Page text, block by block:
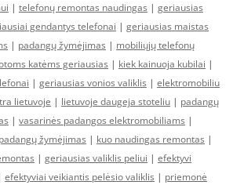
| telefonų remontas naudingas | geriausias
gendantys telefonai | geriausias maistas
| padangų žymėjimas | mobiliųjų telefonų
katėms geriausias | kiek kainuoja kubilai |
| geriausias vonios valiklis | elektromobiliu
lietuvoje | lietuvoje daugeja stoteliu | padangų
| vasarinės padangos elektromobiliams |
žymėjimas | kuo naudingas remontas |
| geriausias valiklis peliui | efektyvi
efektyviai veikiantis pelėsio valiklis | priemonė